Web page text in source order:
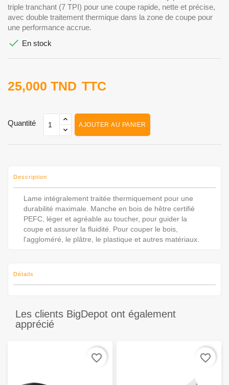
triple tranchant (7 TPI) pour une coupe rapide, nette et précise,
avec double traitement thermique dans la zone de coupe pour
une performance accrue.
 En stock
25,000 TND TTC
Quantité AJOUTER AU PANIER
Description
Lame intégralement traitée thermiquement pour une
durabilité maximale. Manche en bois de hêtre certifié
PEFC, léger et agréable au toucher, pour guider la
coupe et assurer la fluidité. Pour couper le bois,
l'aggloméré, le plâtre, le plastique et autres matériaux.
Détails
Les clients BigDepot ont également
apprécié
favorite_border favorite_border